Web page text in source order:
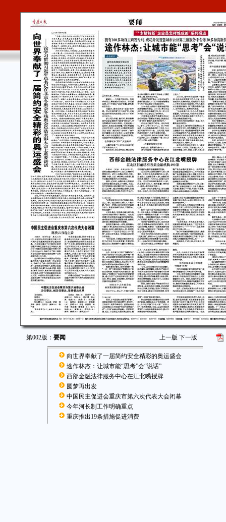
第002版： 要闻 上一版 下一版
向世界奉献了一届简约安全精彩的奥运盛会
途作林杰：让城市能“思考”会“说话”
西部金融法律服务中心在江北嘴授牌
圆梦再出发
中国民主促进会重庆市第六次代表大会闭幕
今年河长制工作明确重点
重庆推出19条措施促进消费